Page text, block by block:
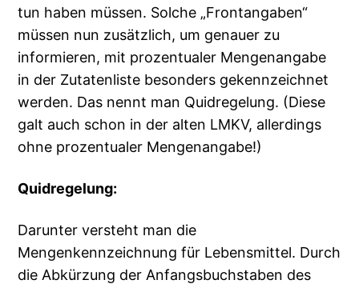
tun haben müssen. Solche „Frontangaben“
müssen nun zusätzlich, um genauer zu
informieren, mit prozentualer Mengenangabe
in der Zutatenliste besonders gekennzeichnet
werden. Das nennt man Quidregelung. (Diese
galt auch schon in der alten LMKV, allerdings
ohne prozentualer Mengenangabe!)
Quidregelung:
Darunter versteht man die
Mengenkennzeichnung für Lebensmittel. Durch
die Abkürzung der Anfangsbuchstaben des